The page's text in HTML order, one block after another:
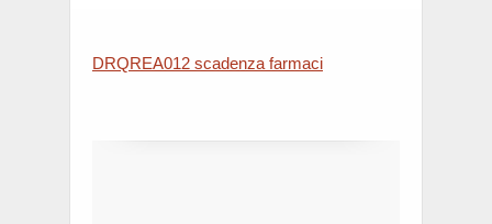
DRQREA012 scadenza farmaci